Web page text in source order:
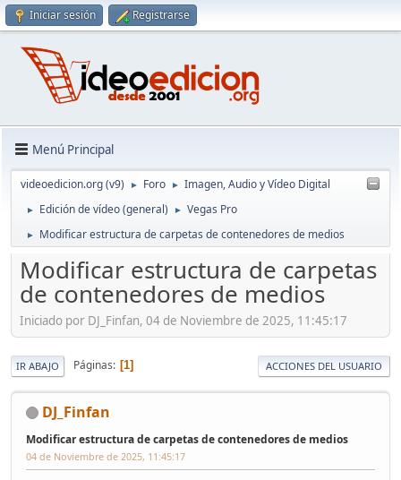
Iniciar sesión Registrarse
Menú Principal
videoedicion.org (v9) ► Foro ► Imagen, Audio y Vídeo Digital
► Edición de vídeo (general) ► Vegas Pro
► Modificar estructura de carpetas de contenedores de medios
Modificar estructura de carpetas
de contenedores de medios
Iniciado por DJ_Finfan, 04 de Noviembre de 2025, 11:45:17
IR ABAJO Páginas 1 ACCIONES DEL USUARIO
DJ_Finfan
Modificar estructura de carpetas de contenedores de medios
04 de Noviembre de 2025, 11:45:17